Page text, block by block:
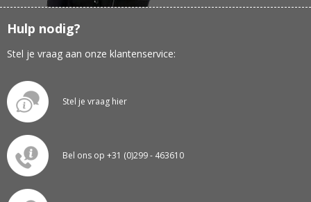
Hulp nodig?
Stel je vraag aan onze klantenservice:
Stel je vraag hier
Bel ons op +31 (0)299 - 463610